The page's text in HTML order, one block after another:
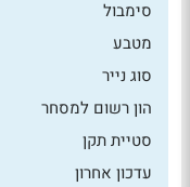
סימבול
מטבע
סוג נייר
הון רשום למסחר
סטיית תקן
עדכון אחרון